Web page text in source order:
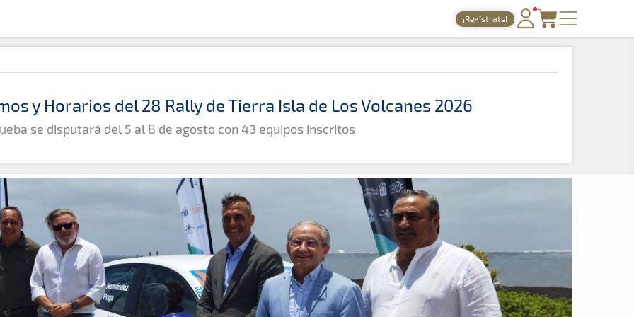
¡Regístrate!
PORTADA
TIEMPOS ONLINE
GALERÍAS
y Horarios del 28 Rally de Tierra Isla de Los Volcanes 2026
se disputará del 5 al 8 de agosto con 43 equipos inscritos